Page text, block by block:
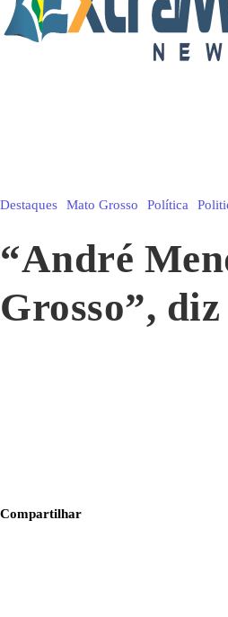
Destaques Mato Grosso Política
“André
Grosso”,
Compartilhar